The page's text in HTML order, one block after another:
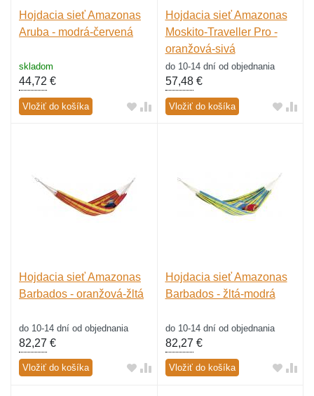
Hojdacia sieť Amazonas
Aruba - modrá-červená
skladom
44,72 €
Vložiť do košíka
Hojdacia sieť Amazonas
Moskito-Traveller Pro -
oranžová-sivá
do 10-14 dní od objednania
57,48€
Vložiť do košíka
Hojdacia sieť Amazonas
Barbados - oranžová-žltá
do 10-14 dní od objednania
82,27 €
Vložiť do košíka
Hojdacia sieť Amazonas
Barbados - žltá-modrá
do 10-14 dní od objednania
82,27 €
Vložiť do košíka